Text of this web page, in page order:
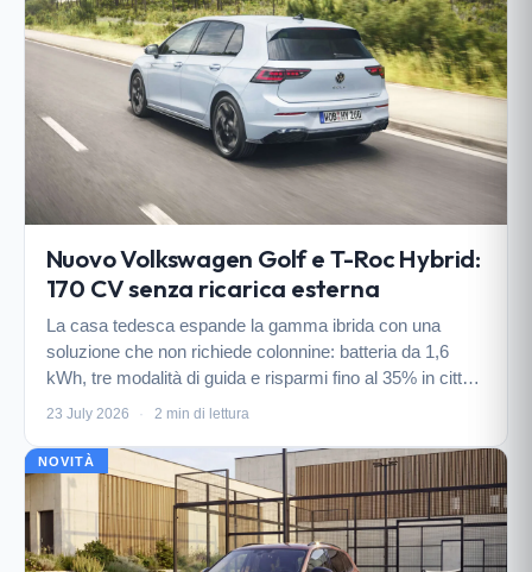
Nuovo Volkswagen Golf e T-Roc Hybrid:
170 CV senza ricarica esterna
La casa tedesca espande la gamma ibrida con una
soluzione che non richiede colonnine: batteria da 1,6
kWh, tre modalità di guida e risparmi fino al 35% in città.
Ecco come funziona.
23 July 2026 · 2 min di lettura
NOVITÀ